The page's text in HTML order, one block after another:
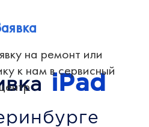
iPad
на ремонт или
к нам в сервисный